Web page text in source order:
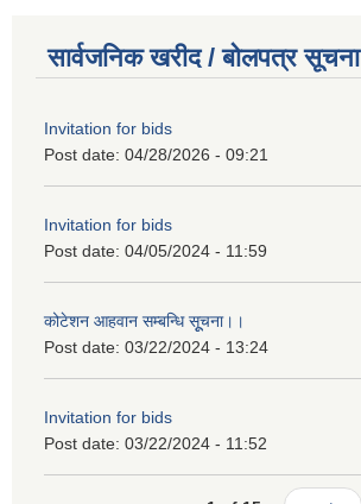
सार्वजनिक खरीद / बोलपत्र सूचना
Invitation for bids
Post date: 04/28/2026 - 09:21
Invitation for bids
Post date: 04/05/2024 - 11:59
कोटेशन आहवान सम्बन्धि सूूचना।।
Post date: 03/22/2024 - 13:24
Invitation for bids
Post date: 03/22/2024 - 11:52